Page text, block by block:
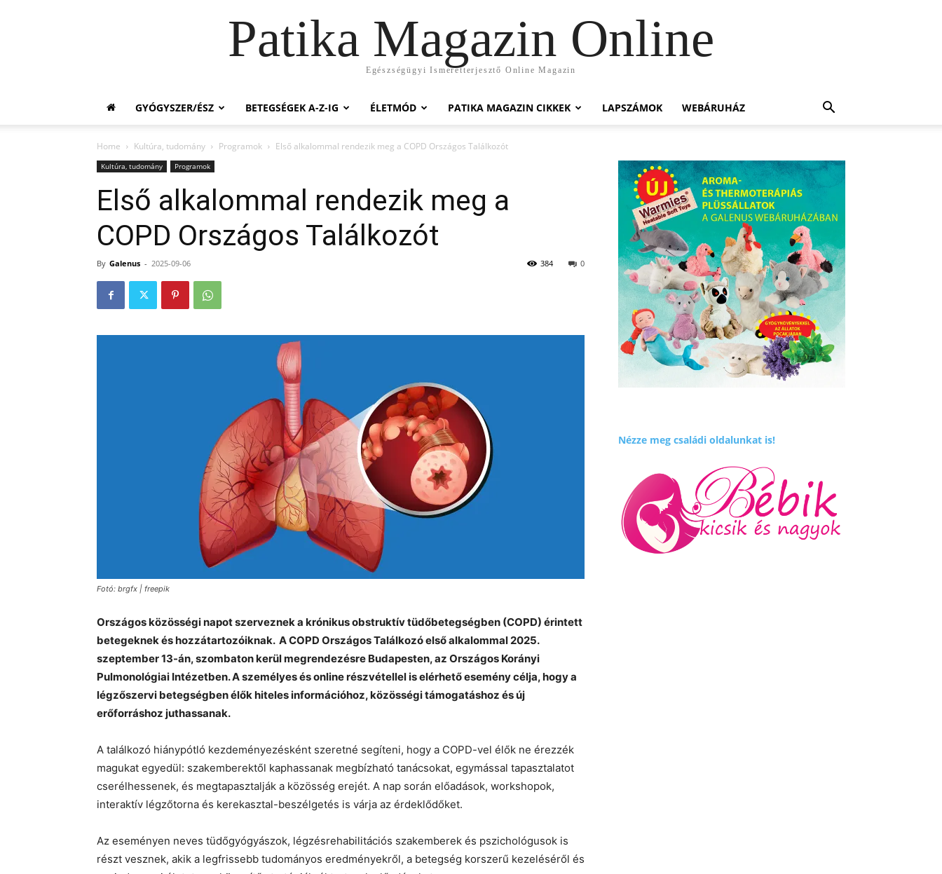
Patika Magazin Online
Egészségügyi Ismeretterjesztő Online Magazin
GYÓGYSZER/ÉSZ BETEGSÉGEK A-Z-IG ÉLETMÓD PATIKA MAGAZIN CIKKEK LAPSZÁMOK WEBÁRUHÁZ
Home Kultúra, tudomány Programok Első alkalommal rendezik meg a COPD Országos Találkozót
Kultúra, tudomány Programok
Első alkalommal rendezik meg a
COPD Országos Találkozót
By Galenus - 2025-09-06 0
384
Fotó: brgfx | freepik
Országos közösségi napot szerveznek a krónikus obstruktív tüdőbetegségben (COPD) érintett
betegeknek és hozzátartozóiknak. A COPD Országos Találkozó első alkalommal 2025.
szeptember 13-án, szombaton kerül megrendezésre Budapesten, az Országos Korányi
Pulmonológiai Intézetben. A személyes és online részvétellel is elérhető esemény célja, hogy a
légzőszervi betegségben élők hiteles információhoz, közösségi támogatáshoz és új
erőforráshoz juthassanak.
A találkozó hiánypótló kezdeményezésként szeretné segíteni, hogy a COPD-vel élők ne érezzék
magukat egyedül: szakemberektől kaphassanak megbízható tanácsokat, egymással tapasztalatot
cserélhessenek, és megtapasztalják a közösség erejét. A nap során előadások, workshopok,
interaktív légzőtorna és kerekasztal-beszélgetés is várja az érdeklődőket.
Az eseményen neves tüdőgyógyászok, légzésrehabilitációs szakemberek és pszichológusok is
részt vesznek, akik a legfrissebb tudományos eredményekről, a betegség korszerű kezeléséről és
Nézze meg családi oldalunkat is!